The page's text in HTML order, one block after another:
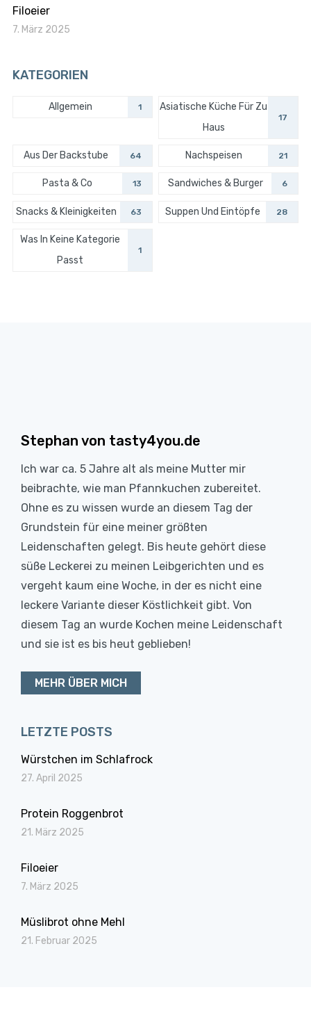
Filoeier
7. März 2025
KATEGORIEN
Allgemein 1
Asiatische Küche Für Zu
Haus
17
Aus Der Backstube 64 Nachspeisen 21
Pasta & Co 13 Sandwiches & Burger 6
Snacks & Kleinigkeiten 63 Suppen Und Eintöpfe 28
Was In Keine Kategorie
Passt
1
Stephan von tasty4you.de
Ich war ca. 5 Jahre alt als meine Mutter mir
beibrachte, wie man Pfannkuchen zubereitet.
Ohne es zu wissen wurde an diesem Tag der
Grundstein für eine meiner größten
Leidenschaften gelegt. Bis heute gehört diese
süße Leckerei zu meinen Leibgerichten und es
vergeht kaum eine Woche, in der es nicht eine
leckere Variante dieser Köstlichkeit gibt. Von
diesem Tag an wurde Kochen meine Leidenschaft
und sie ist es bis heut geblieben!
MEHR ÜBER MICH
LETZTE POSTS
Würstchen im Schlafrock
27. April 2025
Protein Roggenbrot
21. März 2025
Filoeier
7. März 2025
Müslibrot ohne Mehl
21. Februar 2025